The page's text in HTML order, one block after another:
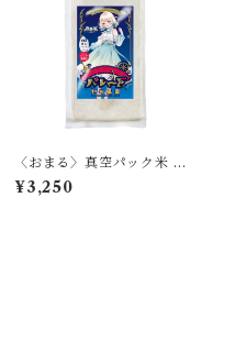
〈おまる〉真空パック米 パ
レード
¥3,250